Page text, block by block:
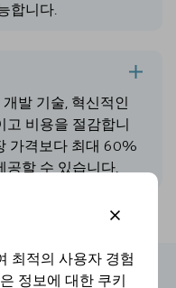
합니다.
발 기술, 혁신적인
고 비용을 절감합니
가격보다 최대 60%
공할 수 있습니다.
최적의 사용자 경험
정보에 대한 쿠키